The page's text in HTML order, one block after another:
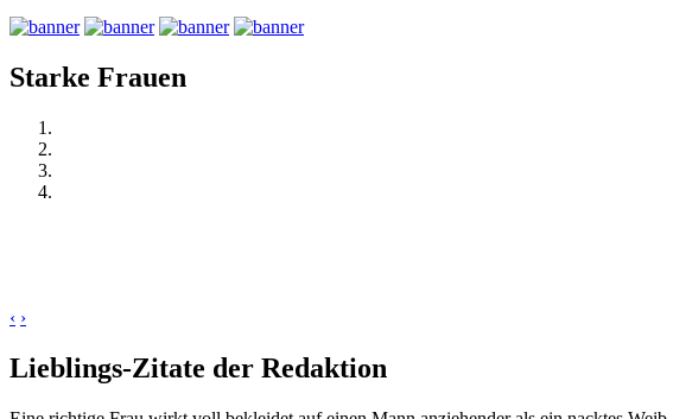
Starke Frauen
‹ ›
Lieblings-Zitate der Redaktion